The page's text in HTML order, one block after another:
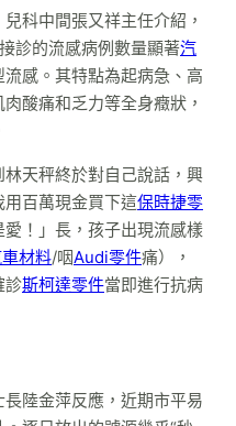
科中間張又祥主任介紹，
診的流感病例數量顯著汽
流感。其特點為起病急、高
酸痛和乏力等全身癥狀，
林天秤終於對自己說話，興
百萬現金買下這保時捷零
！」長，孩子出現流感樣
材料/咽Audi零件痛），
診斯柯達零件當即進行抗病
陸金萍反應，近期市平易